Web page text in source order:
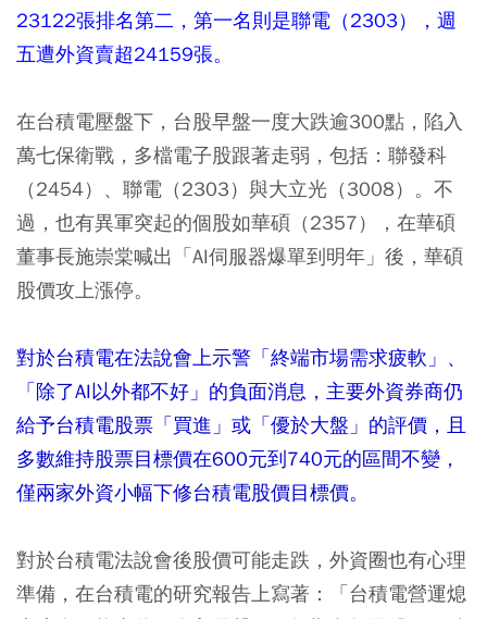
23122張排名第二，第一名則是聯電（2303），週
五遭外資賣超24159張。
在台積電壓盤下，台股早盤一度大跌逾300點，陷入
萬七保衛戰，多檔電子股跟著走弱，包括：聯發科
（2454）、聯電（2303）與大立光（3008）。不
過，也有異軍突起的個股如華碩（2357），在華碩
董事長施崇棠喊出「AI伺服器爆單到明年」後，華碩
股價攻上漲停。
對於台積電在法說會上示警「終端市場需求疲軟」、
「除了AI以外都不好」的負面消息，主要外資券商仍
給予台積電股票「買進」或「優於大盤」的評價，且
多數維持股票目標價在600元到740元的區間不變，
僅兩家外資小幅下修台積電股價目標價。
對於台積電法說會後股價可能走跌，外資圈也有心理
準備，在台積電的研究報告上寫著：「台積電營運熄